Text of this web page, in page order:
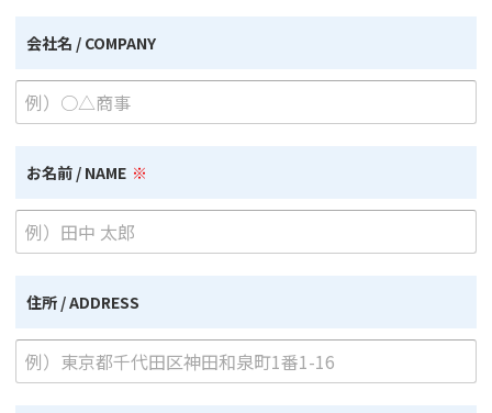
会社名 / COMPANY
お名前 / NAME
住所 / ADDRESS